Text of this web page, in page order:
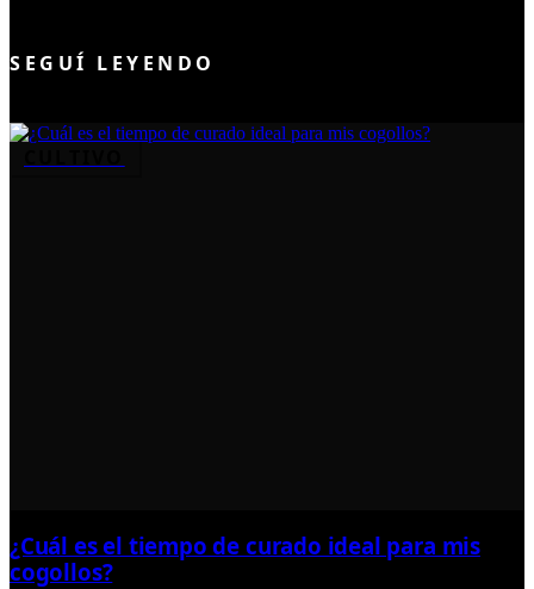
SEGUÍ LEYENDO
¿Cuál es el tiempo de curado ideal para mis
cogollos?